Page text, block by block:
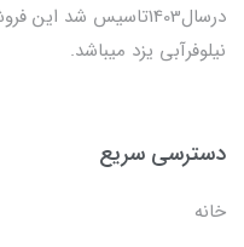
درسال1403تاسیس شد
نیلوفرآبی یزد میباشد.
دسترسی سریع
خانه